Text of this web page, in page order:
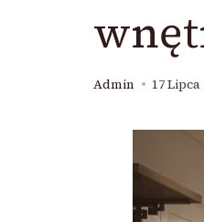
Admin 17 Lipca